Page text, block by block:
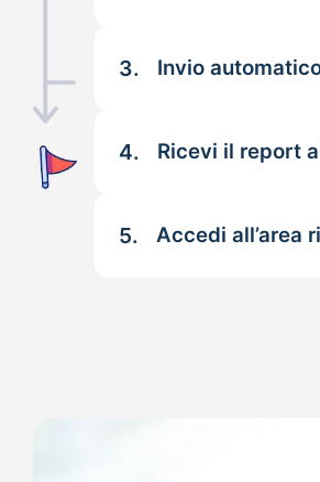
3. Invio
4. Ricevi il report
5. Accedi all’area